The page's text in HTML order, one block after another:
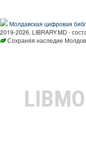
Молдавская цифровая
2019-2026, LIBRARY.MD -
Сохраняя наследие